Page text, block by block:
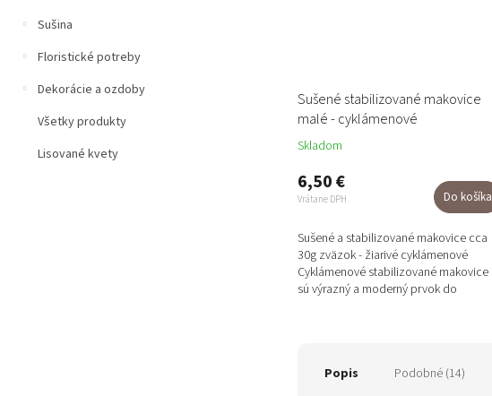
Sušina
Floristické potreby
Dekorácie a ozdoby
Všetky produkty
Lisované kvety
Sušené stabilizované makovice
malé - cyklámenové
Skladom
6,50 €
Vrátane DPH Do košíka
Sušené a stabilizované makovice cca
30g zväzok - žiarivé cyklámenové
Cyklámenové stabilizované makovice
sú výrazný a moderný prvok do
Popis Podobné (14)